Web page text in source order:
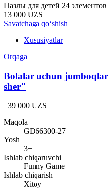
Пазлы для детей 24
13 000 UZS
Savatchaga qo‘shish
Xususiyatlar
Orqaga
Bolalar uchun
sher"
39 000 UZS
Maqola
GD66300-27
Yosh
3+
Ishlab chiqaruvchi
Funny Game
Ishlab chiqarish
Xitoy